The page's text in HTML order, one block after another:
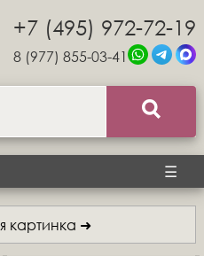
+7 (495) 972-72-19
8 (977) 855-03-41
☰
картинка ➜